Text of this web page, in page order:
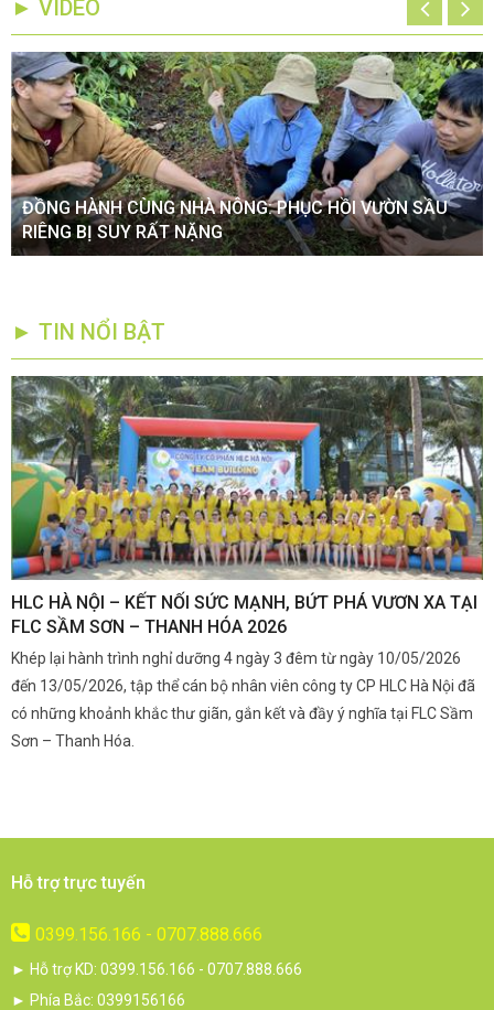
► VIDEO
ĐỒNG HÀNH CÙNG NHÀ NÔNG: PHỤC HỒI VƯỜN SẦU
RIÊNG BỊ SUY RẤT NẶNG
► TIN NỔI BẬT
HLC HÀ NỘI – KẾT NỐI SỨC MẠNH, BỨT PHÁ VƯƠN XA TẠI
FLC SẦM SƠN – THANH HÓA 2026
Khép lại hành trình nghỉ dưỡng 4 ngày 3 đêm từ ngày 10/05/2026
đến 13/05/2026, tập thể cán bộ nhân viên công ty CP HLC Hà Nội đã
có những khoảnh khắc thư giãn, gắn kết và đầy ý nghĩa tại FLC Sầm
Sơn – Thanh Hóa.
Hỗ trợ trực tuyến
0399.156.166 - 0707.888.666
► Hỗ trợ KD: 0399.156.166 - 0707.888.666
► Phía Bắc: 0399156166